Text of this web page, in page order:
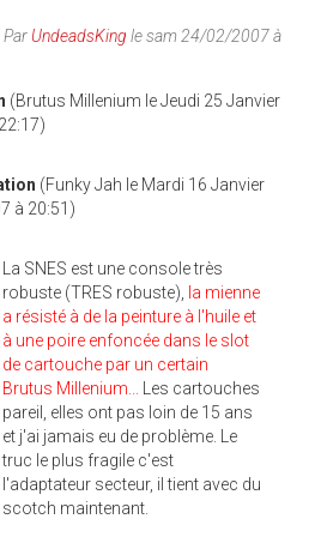
Par UndeadsKing le sam 24/02/2007 à
(Brutus Millenium le Jeudi 25 Janvier
(Funky Jah le Mardi 16 Janvier
à 20:51)
La SNES est une console très
robuste (TRES robuste),
la mienne
a résisté à de la peinture à l'huile et
à une poire enfoncée dans le slot
de cartouche par un certain
Brutus Millenium...
Les cartouches
pareil, elles ont pas loin de 15 ans
et j'ai jamais eu de problème. Le
truc le plus fragile c'est
l'adaptateur secteur, il tient avec du
scotch maintenant.